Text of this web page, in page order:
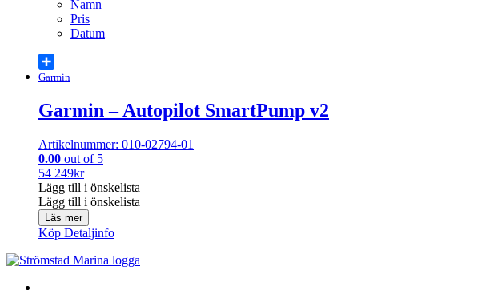
Namn
Pris
Datum
Share
Garmin
Garmin – Autopilot SmartPump v2
Artikelnummer: 010-02794-01
0.00 out of 5
54 249kr
Lägg till i önskelista
Lägg till i önskelista
Läs mer
Köp Detaljinfo